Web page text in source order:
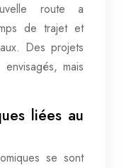
route a
de trajet et
Des projets
mais
liées au
se sont